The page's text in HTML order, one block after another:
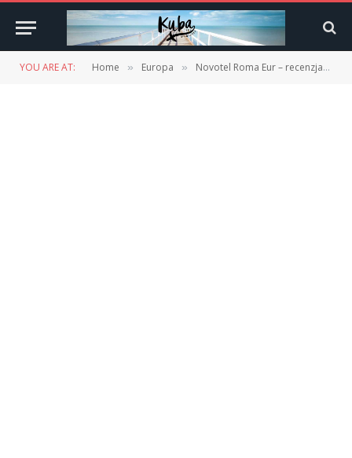
YOU ARE AT: Home » Europa » Novotel Roma Eur – recenzja